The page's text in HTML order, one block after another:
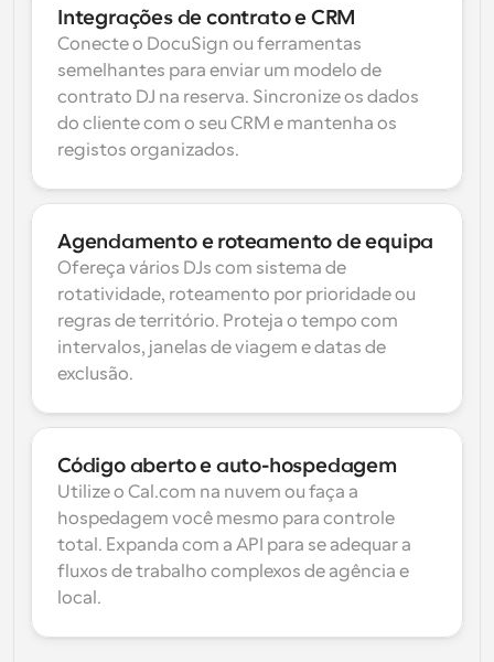
Integrações de contrato e CRM
Conecte o DocuSign ou ferramentas
semelhantes para enviar um modelo de
contrato DJ na reserva. Sincronize os dados
do cliente com o seu CRM e mantenha os
registos organizados.
Agendamento e roteamento de equipa
Ofereça vários DJs com sistema de
rotatividade, roteamento por prioridade ou
regras de território. Proteja o tempo com
intervalos, janelas de viagem e datas de
exclusão.
Código aberto e auto-hospedagem
Utilize o Cal.com na nuvem ou faça a
hospedagem você mesmo para controle
total. Expanda com a API para se adequar a
fluxos de trabalho complexos de agência e
local.